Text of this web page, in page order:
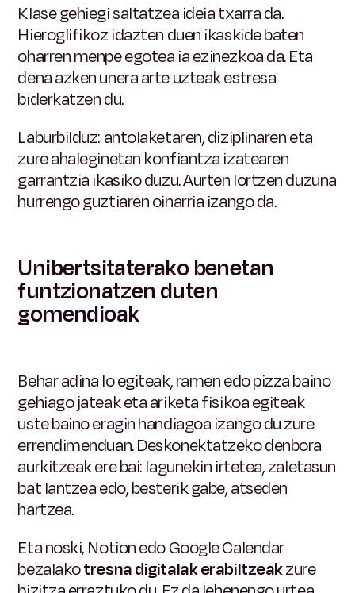
Klase gehiegi saltatzea ideia txarra da.
Hieroglifikoz idazten duen ikaskide baten
oharren menpe egotea ia ezinezkoa da. Eta
dena azken unera arte uzteak estresa
biderkatzen du.
Laburbilduz: antolaketaren, diziplinaren eta
zure ahaleginetan konfiantza izatearen
garrantzia ikasiko duzu. Aurten lortzen duzuna
hurrengo guztiaren oinarria izango da.
Unibertsitaterako benetan
funtzionatzen duten
gomendioak
Behar adina lo egiteak, ramen edo pizza baino
gehiago jateak eta ariketa fisikoa egiteak
uste baino eragin handiagoa izango du zure
errendimenduan. Deskonektatzeko denbora
aurkitzeak ere bai: lagunekin irtetea, zaletasun
bat lantzea edo, besterik gabe, atseden
hartzea.
Eta noski, Notion edo Google Calendar
bezalakotresna digitalak erabiltzeakzure